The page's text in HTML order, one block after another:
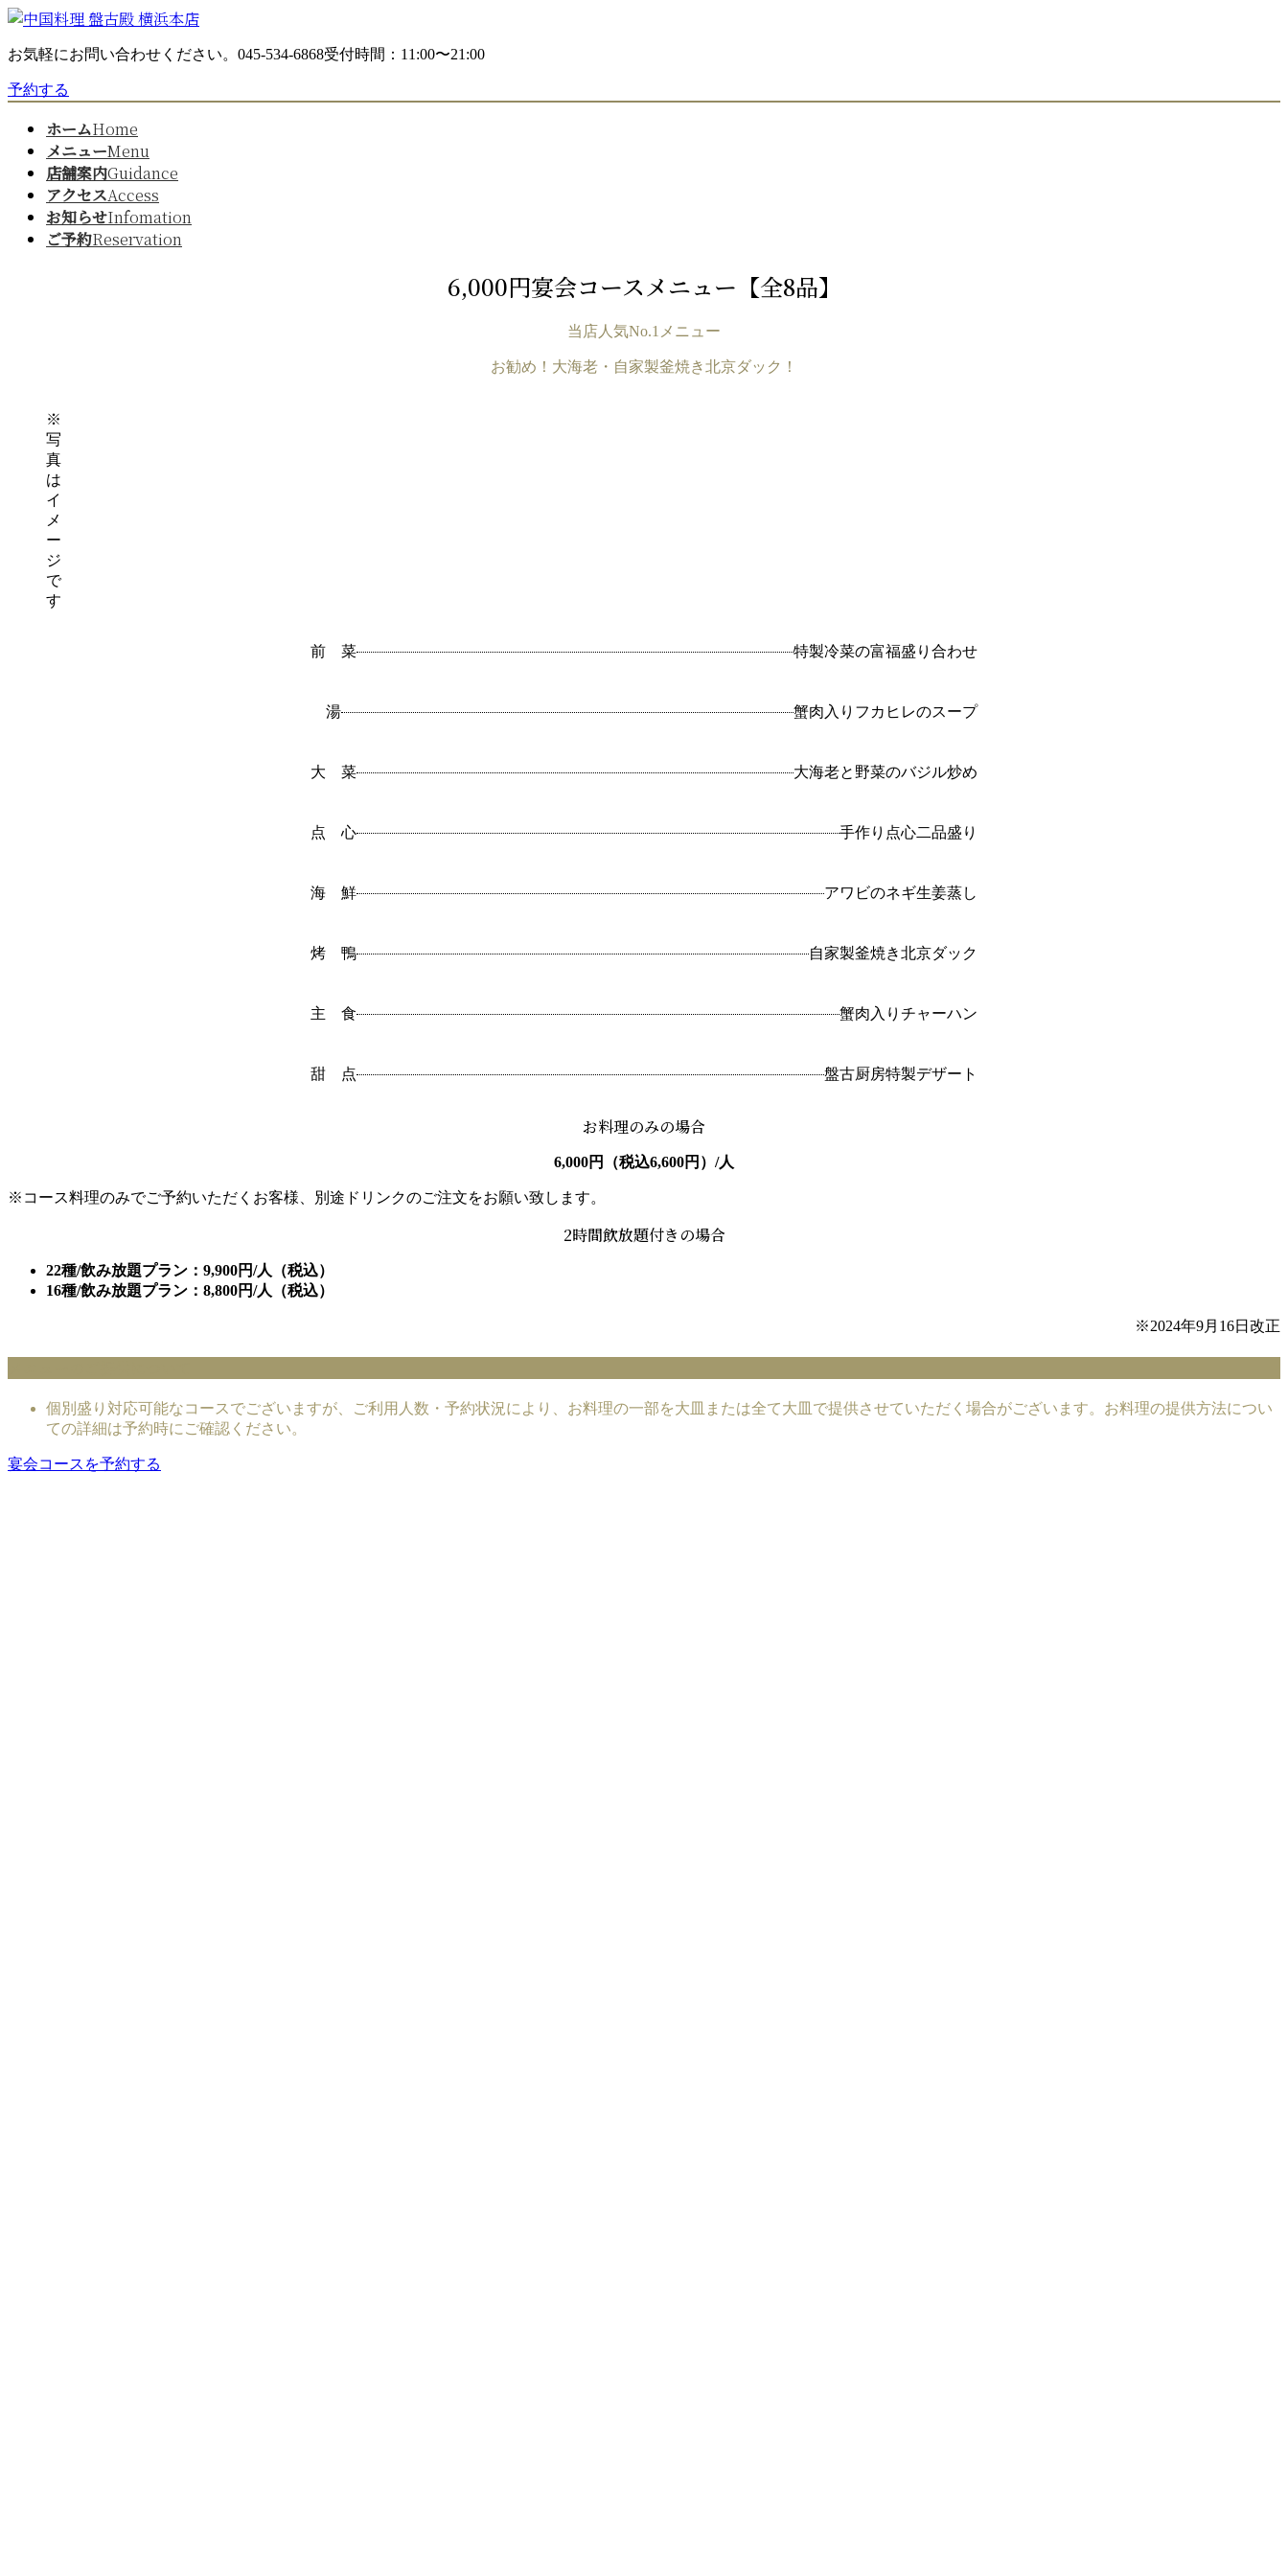
コ
テ
ツ
ナ
ゲ
シ
お気軽にお問い合わせください。 045-534-6868受付時間：11:00〜21:00
予約する
ホームHome
メニューMenu
店舗案内Guidance
アクセスAccess
お知らせInfomation
ご予約Reservation
6,000円宴会コースメニュー【全8品】
当店人気No.1メニュー
お勧め！大海老・自家製釜焼き北京ダック！
※
写
真
は
イ
メ
ー
ジ
で
す
前 菜 特製冷菜の富福盛り合わせ
湯 蟹肉入りフカヒレのスープ
大 菜 大海老と野菜のバジル炒め
点 心 手作り点心二品盛り
海 鮮 アワビのネギ生姜蒸し
烤 鴨 自家製釜焼き北京ダック
主 食 蟹肉入りチャーハン
甜 点 盤古厨房特製デザート
お料理のみの場合
6,000円（税込6,600円）/人
※コース料理のみでご予約いただくお客様、別途ドリンクのご注文をお願い致します。
2時間飲放題付きの場合
22種/飲み放題プラン：9,900円/人（税込）
16種/飲み放題プラン：8,800円/人（税込）
※2024年9月16日改正
個別盛り対応可能なコースでございますが、ご利用人数・予約状況により、お料理の一部を大皿または全て大皿で提供させていただく場合がございます。お料理の提供方法につい
ての詳細は予約時にご確認ください。
宴会コースを予約する